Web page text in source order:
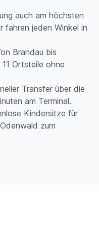
auch am höchsten
fahren jeden Winkel in
Brandau bis
Ortsteile ohne
Transfer über die
am Terminal.
Kindersitze für
zum